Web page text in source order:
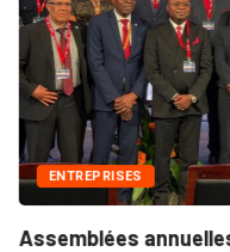
ENTREPRISES
Assemblées